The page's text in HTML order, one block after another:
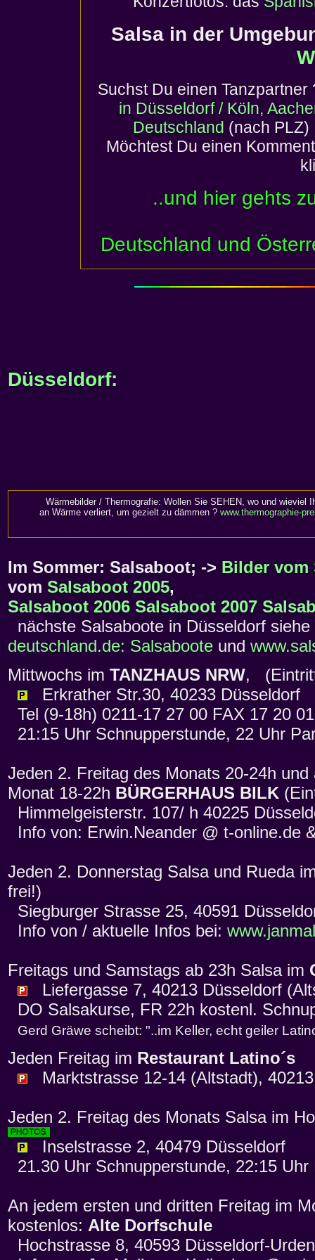
Salsa in der
Suchst Du einen Tanzpartner
in Düsseldorf / Köln,
Deutschland (nach
Möchtest Du einen
..und hier gehts
Deutschland und
Düsseldorf:
Wärmebilder / Thermografie: Wollen Sie SEHEN, wo und wieviel
an Wärme verliert, um gezielt zu dämmen ? www.thermographie-
Im Sommer: Salsaboot; -> Bilder vom
vom Salsaboot 2005,
Salsaboot 2006 Salsaboot 2007
nächste Salsaboote in Düsseldorf siehe
deutschland.de: Salsaboote und
Mittwochs im TANZHAUS NRW,
Erkrather Str.30, 40233 Düsseldorf
Tel (9-18h) 0211-17 27 00 FAX 17 20
21:15 Uhr Schnupperstunde, 22 Uhr
Jeden 2. Freitag des Monats 20-24h
Monat 18-22h BÜRGERHAUS BILK
Himmelgeisterstr. 107/ h 40225
Info von: Erwin.Neander @ t-online.de
Jeden 2. Donnerstag Salsa und Rueda
frei!)
Siegburger Strasse 25, 40591
Info von / aktuelle Infos bei:
Freitags und Samstags ab 23h Salsa im
Liefergasse 7, 40213 Düsseldorf
DO Salsakurse, FR 22h kostenl.
Gerd Gräwe scheibt: "..im Keller, echt geiler
Jeden Freitag im Restaurant Latino´s
Marktstrasse 12-14 (Altstadt),
Jeden 2. Freitag des Monats Salsa im
Inselstrasse 2, 40479 Düsseldorf
21.30 Uhr Schnupperstunde, 22:15 Uhr
An jedem ersten und dritten Freitag im
kostenlos: Alte Dorfschule
Hochstrasse 8, 40593 Düsseldorf-